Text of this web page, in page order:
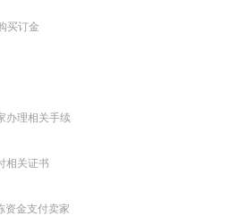
买订金
办理相关手续
相关证书
资金支付卖家